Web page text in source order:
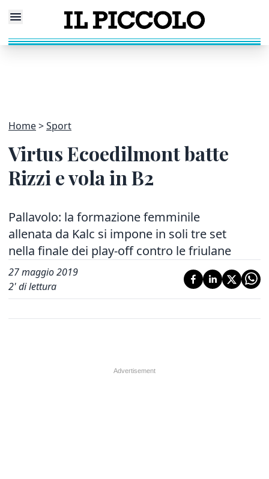
Home Sport
Virtus Ecoedilmont batte
Rizzi e vola in B2
Pallavolo: la formazione femminile
allenata da Kalc si impone in soli tre set
nella finale dei play-off contro le friulane
27 maggio 2019
2' di lettura